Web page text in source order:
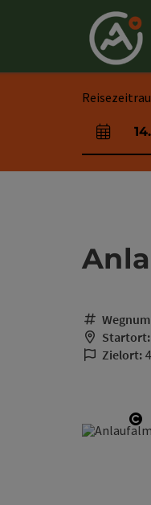
Accesskey
[0]
Zur Navigation[1]
Zum Seitenanfang[2]
Zur Kontaktseite [3]
Accesskey
[4]
Zum Impressum[5]
Zu den Hinweisen
Zur Startseite[7]
An- und
Startort:
Zielort: